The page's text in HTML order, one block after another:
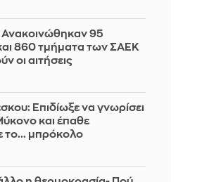
Ανακοινώθηκαν 95
860 τμήματα των ΣΑΕΚ
οι αιτήσεις
Επιδίωξε να γνωρίσει
και έπαθε
το... μπρόκολο